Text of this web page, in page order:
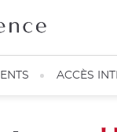
ACCÈS